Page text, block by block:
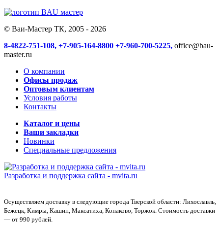
© Ваи-Мастер ТК, 2005 - 2026
8-4822-751-108, +7-905-164-8800 +7-960-700-5225, office@bau-
master.ru
О компании
Офисы продаж
Оптовым клиентам
Условия работы
Контакты
Каталог и цены
Ваши закладки
Новинки
Специальные предложения
Разработка и поддержка сайта - mvita.ru
Осуществляем доставку в следующие города Тверской области: Лихославль,
Бежецк, Кимры, Кашин, Максатиха, Конаково, Торжок. Стоимость доставки
— от 990 рублей.